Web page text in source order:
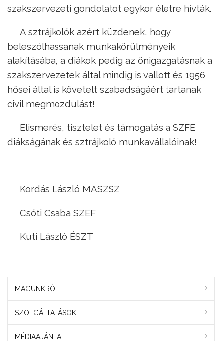
szakszervezeti gondolatot egykor életre hívták.
A sztrájkolók azért küzdenek, hogy
beleszólhassanak munkakörülményeik
alakításába, a diákok pedig az önigazgatásnak a
szakszervezetek által mindig is vallott és 1956
hősei által is követelt szabadságáért tartanak
civil megmozdulást!
Elismerés, tisztelet és támogatás a SZFE
diákságának és sztrájkoló munkavállalóinak!
Kordás László MASZSZ
Csóti Csaba SZEF
Kuti László ÉSZT
MAGUNKRÓL
SZOLGÁLTATÁSOK
MÉDIAAJÁNLAT